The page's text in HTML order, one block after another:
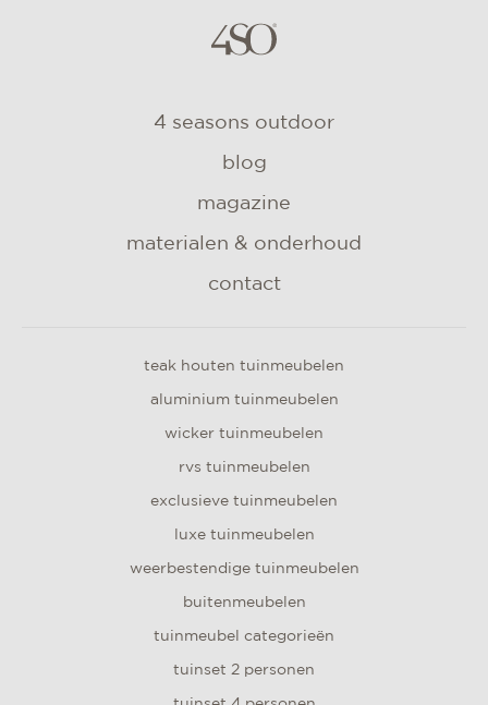
4 seasons outdoor
blog
magazine
materialen & onderhoud
contact
teak houten tuinmeubelen
aluminium tuinmeubelen
wicker tuinmeubelen
rvs tuinmeubelen
exclusieve tuinmeubelen
luxe tuinmeubelen
weerbestendige tuinmeubelen
buitenmeubelen
tuinmeubel categorieën
tuinset 2 personen